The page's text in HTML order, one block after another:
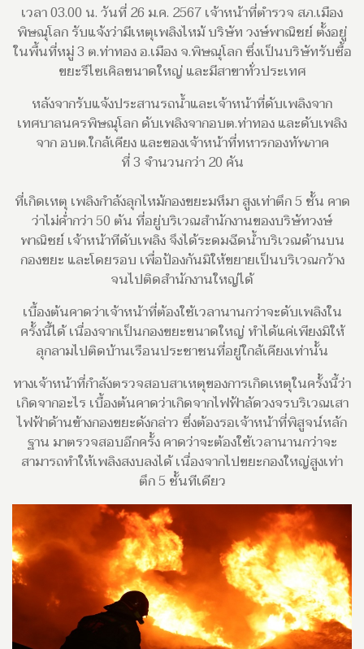
เวลา 03.00 น. วันที่ 26 ม.ค. 2567 เจ้าหน้าที่ตำรวจ สภ.เมือง
พิษณุโลก รับแจ้งว่ามีเหตุเพลิงไหม้ บริษัท วงษ์พาณิชย์ ตั้งอยู่
ในพื้นที่หมู่ 3 ต.ท่าทอง อ.เมือง จ.พิษณุโลก ซึ่งเป็นบริษัทรับซื้อ
ขยะรีไซเคิลขนาดใหญ่ และมีสาขาทั่วประเทศ
หลังจากรับแจ้งประสานรถน้ำและเจ้าหน้าที่ดับเพลิงจาก
เทศบาลนครพิษณุโลก ดับเพลิงจากอบต.ท่าทอง และดับเพลิง
จาก อบต.ใกล้เคียง และของเจ้าหน้าที่ทหารกองทัพภาค
ที่ 3 จำนวนกว่า 20 คัน
ที่เกิดเหตุ เพลิงกำลังลุกไหม้กองขยะมหึมา สูงเท่าตึก 5 ชั้น คาด
ว่าไม่ค่ำกว่า 50 ตัน ที่อยู่บริเวณสำนักงานของบริษัทวงษ์
พาณิชย์ เจ้าหน้าทีดับเพลิง จึงได้ระดมฉีดน้ำบริเวณด้านบน
กองขยะ และโดยรอบ เพื่อป้องกันมิให้ขยายเป็นบริเวณกว้าง
จนไปติดสำนักงานใหญ่ได้
เบื้องต้นคาดว่าเจ้าหน้าที่ต้องใช้เวลานานกว่าจะดับเพลิงใน
ครั้งนี้ได้ เนื่องจากเป็นกองขยะขนาดใหญ่ ทำได้แค่เพียงมิให้
ลุกลามไปติดบ้านเรือนประชาชนที่อยู่ใกล้เคียงเท่านั้น
ทางเจ้าหน้าที่กำลังตรวจสอบสาเหตุของการเกิดเหตุในครั้งนี้ว่า
เกิดจากอะไร เบื้องต้นคาดว่าเกิดจากไฟฟ้าลัดวงจรบริเวณเสา
ไฟฟ้าด้านข้างกองขยะดังกล่าว ซึ่งต้องรอเจ้าหน้าที่พิสูจน์หลัก
ฐาน มาตรวจสอบอีกครั้ง คาดว่าจะต้องใช้เวลานานกว่าจะ
สามารถทำให้เพลิงสงบลงได้ เนื่องจากไปขยะกองใหญ่สูงเท่า
ตึก 5 ชั้นทีเดียว